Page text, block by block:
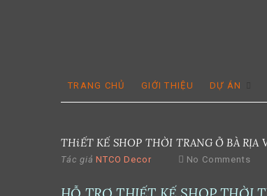
TRANG CHỦ GIỚI THIỆU DỰ ÁN
THiẾT KẾ SHOP THỜI TRANG Ở BÀ RỊA
Tác giả NTCO Decor No Comments